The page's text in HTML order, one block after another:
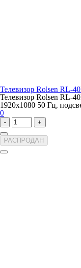
Телевизор Rolsen RL-
Телевизор Rolsen RL-
1920x1080 50 Гц,
0
- +
РАСПРОДАН